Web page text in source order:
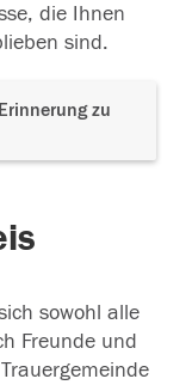
die Ihnen
sind.
zu
sowohl alle
Freunde und